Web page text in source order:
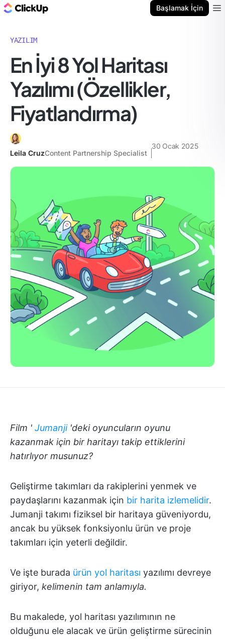
Başlamak İçin
YAZILIM
En İyi 8 Yol Haritası
Yazılımı (Özellikler,
Fiyatlandırma)
Leila CruzContent Partnership Specialist
30 Ocak 2025
Film ' Jumanji 'deki oyuncuların oyunu
kazanmak için bir haritayı takip ettiklerini
hatırlıyor musunuz?
Geliştirme takımları da rakiplerini yenmek ve
paydaşlarını kazanmak için bir harita izlemelidir.
Jumanji takımı fiziksel bir haritaya güveniyordu,
ancak bu yüksek fonksiyonlu ürün ve proje
takımları için yeterli değildir.
Ve işte burada ürün yol haritası yazılımı devreye
giriyor, kelimenin tam anlamıyla.
Bu makalede, yol haritası yazılımının ne
olduğunu ele alacak ve ürün geliştirme sürecinin